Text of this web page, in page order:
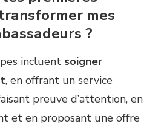
mes
?
incluent soigner
, en offrant un service
preuve d’attention, en
et en proposant une offre